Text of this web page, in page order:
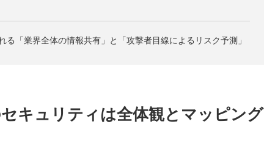
る「業界全体の情報共有」と「攻撃者目線によるリスク予測」
キュリティは全体観とマッピング